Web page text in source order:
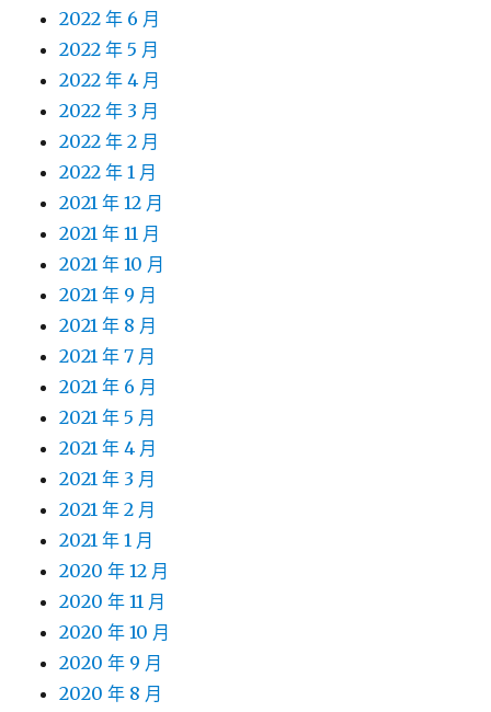
2022 年 6 月
2022 年 5 月
2022 年 4 月
2022 年 3 月
2022 年 2 月
2022 年 1 月
2021 年 12 月
2021 年 11 月
2021 年 10 月
2021 年 9 月
2021 年 8 月
2021 年 7 月
2021 年 6 月
2021 年 5 月
2021 年 4 月
2021 年 3 月
2021 年 2 月
2021 年 1 月
2020 年 12 月
2020 年 11 月
2020 年 10 月
2020 年 9 月
2020 年 8 月